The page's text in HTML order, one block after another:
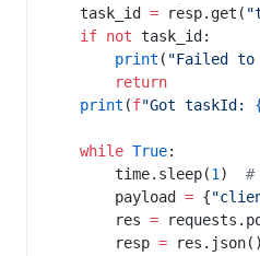
    task_id
= resp.get(
    if
not task_id:
        print
( "Failed
        return
    print
(f"Got taskId:
    while
True:
        time.sleep(
1 ) #
        payload
= {
        res
=
        resp
= res.json()